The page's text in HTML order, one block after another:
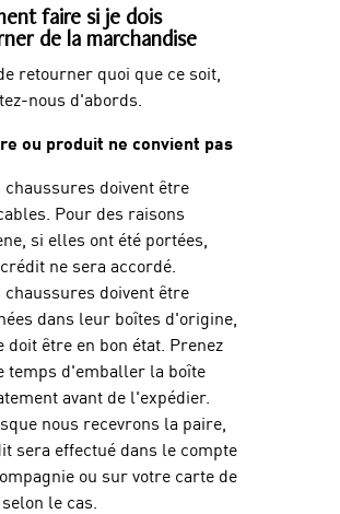
faire si je dois
de la marchandise
retourner quoi que ce soit,
nous d'abords.
ou produit ne convient pas
chaussures doivent être
Pour des raisons
si elles ont été portées,
ne sera accordé.
chaussures doivent être
dans leur boîtes d'origine,
doit être en bon état. Prenez
temps d'emballer la boîte
avant de l'expédier.
nous recevrons la paire,
sera effectué dans le compte
ou sur votre carte de
le cas.